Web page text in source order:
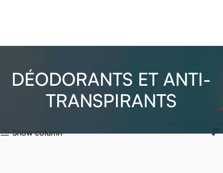
DÉODORANTS ET ANTI-
TRANSPIRANTS
Show column